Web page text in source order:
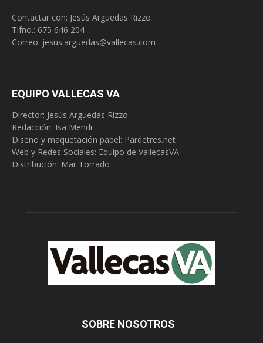
Contactar con: Jesús Arguedas Rizzo
Tlfno.: 675 646 204
Correo: jesus.arguedas@vallecas.com
EQUIPO VALLECAS VA
Director: Jesús Arguedas Rizzo
Redacción: Isa Mendi
Diseño y maquetación papel: Pardetres.net
Web y Redes Sociales: Equipo de VallecasVA
Distribución: Mar Torrado
SOBRE NOSOTROS